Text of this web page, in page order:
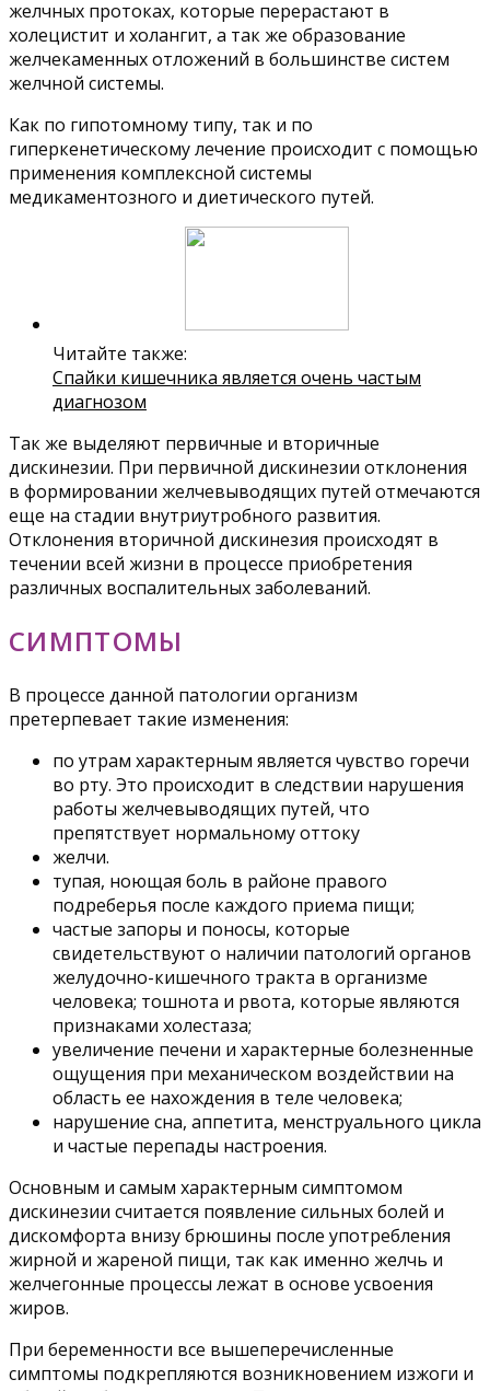
желчных протоках, которые перерастают в
холецистит и холангит, а так же образование
желчекаменных отложений в большинстве систем
желчной системы.
Как по гипотомному типу, так и по
гиперкенетическому лечение происходит с помощью
применения комплексной системы
медикаментозного и диетического путей.
Читайте также:
Спайки кишечника является очень частым
диагнозом
Так же выделяют первичные и вторичные
дискинезии. При первичной дискинезии отклонения
в формировании желчевыводящих путей отмечаются
еще на стадии внутриутробного развития.
Отклонения вторичной дискинезия происходят в
течении всей жизни в процессе приобретения
различных воспалительных заболеваний.
СИМПТОМЫ
В процессе данной патологии организм
претерпевает такие изменения:
по утрам характерным является чувство горечи
во рту. Это происходит в следствии нарушения
работы желчевыводящих путей, что
препятствует нормальному оттоку
желчи.
тупая, ноющая боль в районе правого
подреберья после каждого приема пищи;
частые запоры и поносы, которые
свидетельствуют о наличии патологий органов
желудочно-кишечного тракта в организме
человека; тошнота и рвота, которые являются
признаками холестаза;
увеличение печени и характерные болезненные
ощущения при механическом воздействии на
область ее нахождения в теле человека;
нарушение сна, аппетита, менструального цикла
и частые перепады настроения.
Основным и самым характерным симптомом
дискинезии считается появление сильных болей и
дискомфорта внизу брюшины после употребления
жирной и жареной пищи, так как именно желчь и
желчегонные процессы лежат в основе усвоения
жиров.
При беременности все вышеперечисленные
симптомы подкрепляются возникновением изжоги и